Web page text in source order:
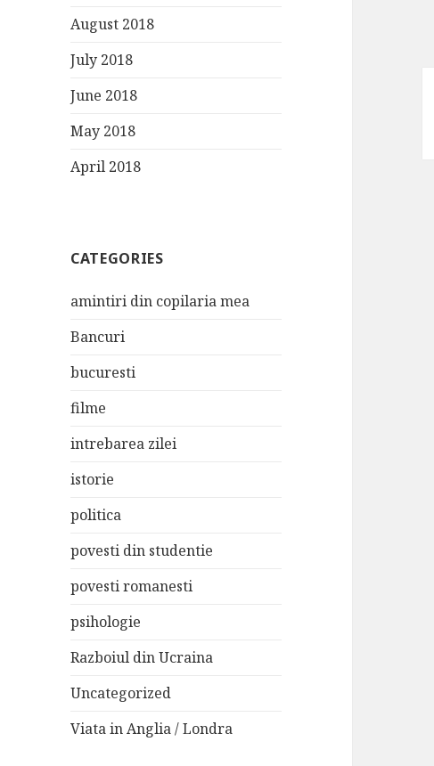
August 2018
July 2018
June 2018
May 2018
April 2018
CATEGORIES
amintiri din copilaria mea
Bancuri
bucuresti
filme
intrebarea zilei
istorie
politica
povesti din studentie
povesti romanesti
psihologie
Razboiul din Ucraina
Uncategorized
Viata in Anglia / Londra